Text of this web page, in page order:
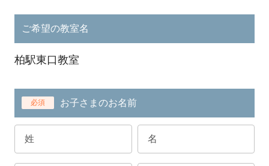
ご希望の教室名
柏駅東口教室
必須 お子さまのお名前